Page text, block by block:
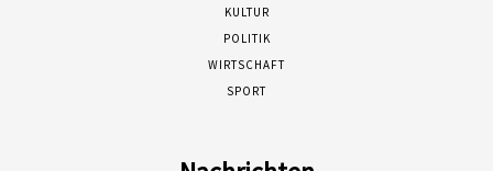
KULTUR
POLITIK
WIRTSCHAFT
SPORT